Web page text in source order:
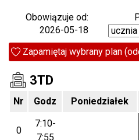
Obowiązuje od:
2026-05-18
Zapamiętaj wybrany plan
3TD
Nr Godz Poniedziałek
0
7:10-
7:55